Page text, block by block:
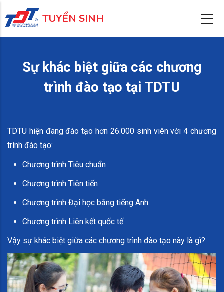
đến
nội
TUYỂN SINH
Sự khác biệt giữa các chương
trình đào tạo tại TDTU
TDTU hiện đang đào tạo hơn 26.000 sinh viên với 4 chương
trình đào tạo:
Chương trình Tiêu chuẩn
Chương trình Tiên tiến
Chương trình Đại học bằng tiếng Anh
Chương trình Liên kết quốc tế
Vậy sự khác biệt giữa các chương trình đào tạo này là gì?